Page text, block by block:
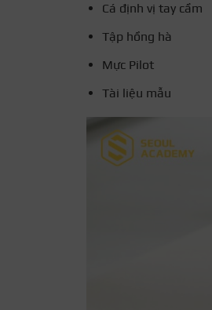
Cá định vị tay cầm
Tập hồng hà
Mực Pilot
Tài liệu mẫu